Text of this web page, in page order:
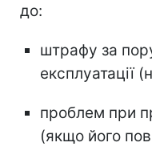
до:
штрафу за
експлуатації
проблем при
(якщо його